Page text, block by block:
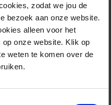
zodat we jou de
bezoek aan onze website.
alleen voor het
op onze website. Klik op
weten te komen over de
&